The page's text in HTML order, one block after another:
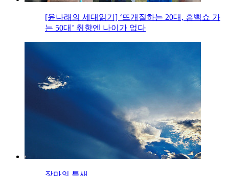
[윤나래의 세대읽기] ‘뜨개질하는 20대, 흠뻑쇼 가
는 50대’ 취향엔 나이가 없다